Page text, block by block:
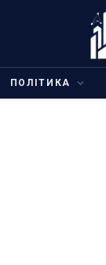
ПОЛІТИКА